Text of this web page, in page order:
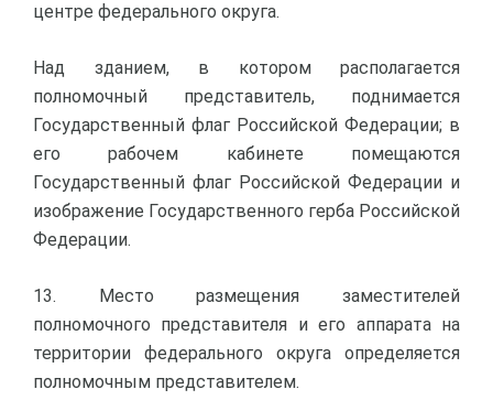
центре федерального округа.
Над зданием, в котором располагается
полномочный представитель, поднимается
Государственный флаг Российской Федерации; в
его рабочем кабинете помещаются
Государственный флаг Российской Федерации и
изображение Государственного герба Российской
Федерации.
13. Место размещения заместителей
полномочного представителя и его аппарата на
территории федерального округа определяется
полномочным представителем.